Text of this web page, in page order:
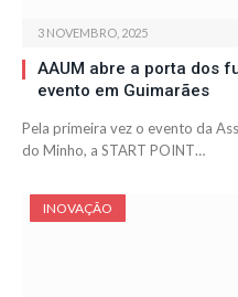
3 NOVEMBRO, 2025
AAUM abre a porta dos
evento em Guimarães
Pela primeira vez o evento da
do Minho, a START POINT…
INOVAÇÃO